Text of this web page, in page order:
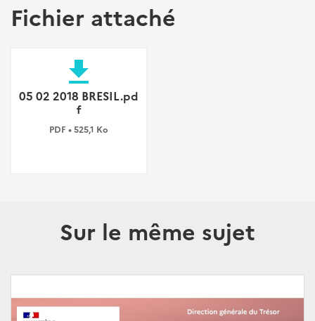
Fichier attaché
file_download
05 02 2018 BRESIL.pd
f
PDF • 525,1 Ko
Sur le même sujet